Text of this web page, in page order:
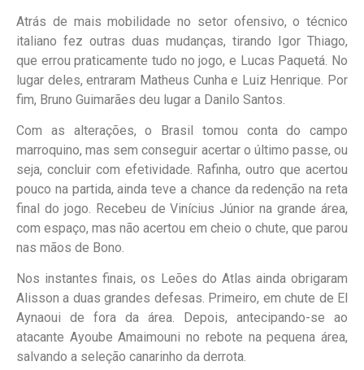
Atrás de mais mobilidade no setor ofensivo, o técnico
italiano fez outras duas mudanças, tirando Igor Thiago,
que errou praticamente tudo no jogo, e Lucas Paquetá. No
lugar deles, entraram Matheus Cunha e Luiz Henrique. Por
fim, Bruno Guimarães deu lugar a Danilo Santos.
Com as alterações, o Brasil tomou conta do campo
marroquino, mas sem conseguir acertar o último passe, ou
seja, concluir com efetividade. Rafinha, outro que acertou
pouco na partida, ainda teve a chance da redenção na reta
final do jogo. Recebeu de Vinícius Júnior na grande área,
com espaço, mas não acertou em cheio o chute, que parou
nas mãos de Bono.
Nos instantes finais, os Leões do Atlas ainda obrigaram
Alisson a duas grandes defesas. Primeiro, em chute de El
Aynaoui de fora da área. Depois, antecipando-se ao
atacante Ayoube Amaimouni no rebote na pequena área,
salvando a seleção canarinho da derrota.